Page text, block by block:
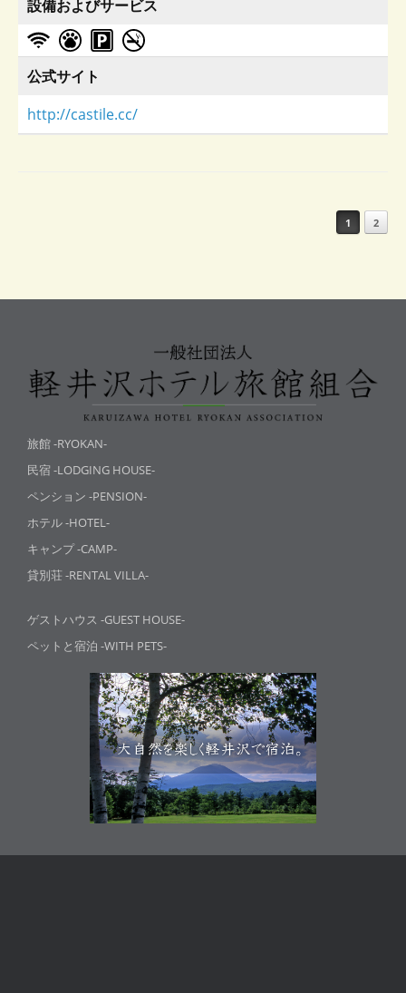
設備およびサービス
公式サイト
http://castile.cc/
1 2
旅館 -RYOKAN-
民宿 -LODGING HOUSE-
ペンション -PENSION-
ホテル -HOTEL-
キャンプ -CAMP-
貸別荘 -RENTAL VILLA-
ゲストハウス -GUEST HOUSE-
ペットと宿泊 -WITH PETS-